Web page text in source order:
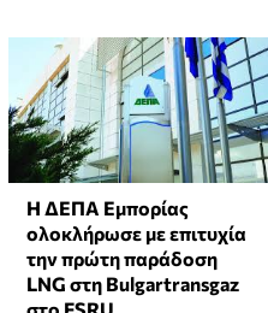
Η ΔΕΠΑ Εμπορίας
ολοκλήρωσε με επιτυχία
την πρώτη παράδοση
LNG στη Bulgartransgaz